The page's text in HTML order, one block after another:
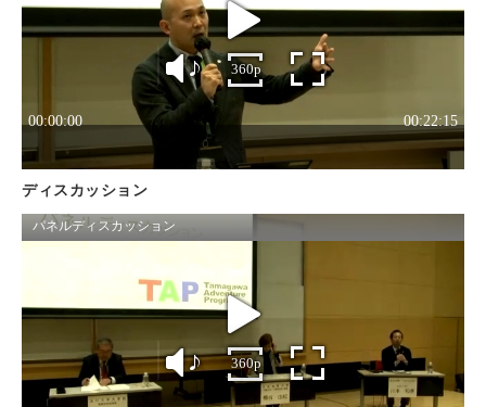
ディスカッション